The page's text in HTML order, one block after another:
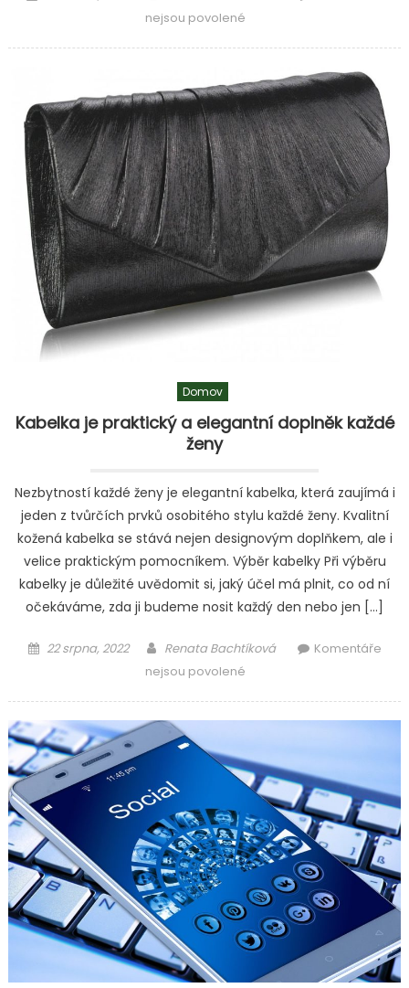
nejsou povolené
názvem
Pro
pohodlí
a
sucho
vašich
miminek
Domov
Kabelka je praktický a elegantní doplněk každé
ženy
Nezbytností každé ženy je elegantní kabelka, která zaujímá i
jeden z tvůrčích prvků osobitého stylu každé ženy. Kvalitní
kožená kabelka se stává nejen designovým doplňkem, ale i
velice praktickým pomocníkem. Výběr kabelky Při výběru
kabelky je důležité uvědomit si, jaký účel má plnit, co od ní
očekáváme, zda ji budeme nosit každý den nebo jen […]
Posted
22 srpna, 2022 Author
Renata Bachtíková
Komentáře
nejsou povolené
je
praktický
a
elegantní
doplněk
každé
ženy